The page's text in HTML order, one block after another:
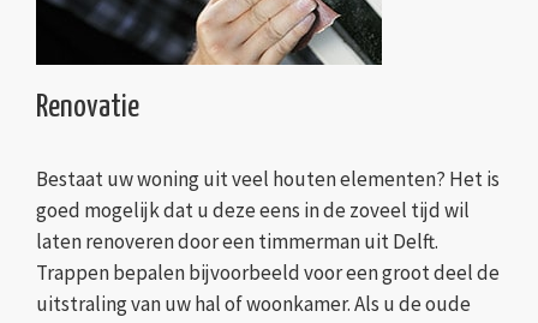
Renovatie
Bestaat uw woning uit veel houten elementen? Het is
goed mogelijk dat u deze eens in de zoveel tijd wil
laten renoveren door een timmerman uit Delft.
Trappen bepalen bijvoorbeeld voor een groot deel de
uitstraling van uw hal of woonkamer. Als u de oude